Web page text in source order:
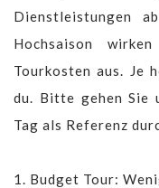
Dienstleistungen
Hochsaison
Tourkosten aus. Je
du. Bitte gehen Sie
Tag als Referenz
1. Budget Tour: